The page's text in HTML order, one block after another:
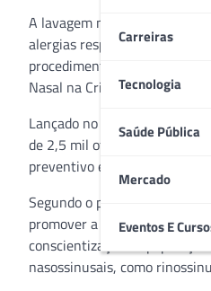
Carreiras
Tecnologia
Saúde Pública
Mercado
Eventos E
A lavagem nasal é uma
alergias respiratórias e
procedimento, a Associação
Nasal na Criança e no Adulto”.
Lançado no 52º Congresso
de 2,5 mil otorrinos de todo
preventivo e no tratamento
Segundo o presidente da
promover a limpeza interna
conscientização da
nasossinusais, como